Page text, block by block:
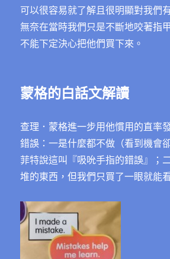
可以很容易就了解且很明顯對我們
無奈在當時我們只是不斷地咬著指
不能下定決心把他們買下來。
蒙格的白話文解讀
查理．蒙格進一步用他慣用的直率
錯誤：一是什麼都不做（看到機會
菲特說這叫『吸吮手指的錯誤』；
堆的東西，但我們只買了一眼就能